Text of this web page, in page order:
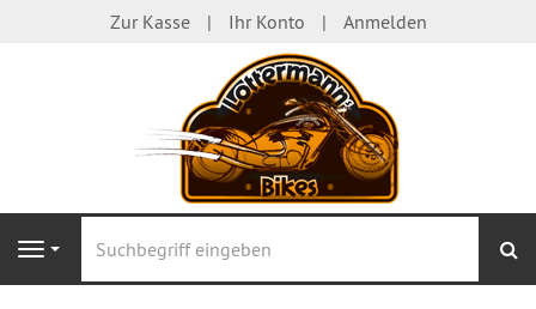
Zur Kasse Ihr Konto Anmelden
Navigation